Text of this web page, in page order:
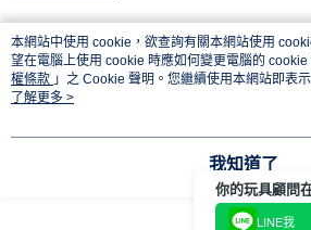
熱門標籤
本網站中使用 cookie，欲查詢有關本網站使用
望在電腦上使用 cookie 時應如何變更電腦的 cookie
權條款 」之 Cookie 聲明。您繼續使用本網站即表
用條款之 Cookie 聲明使用 cookie。
了解更多 >
我知道了
你的玩具顧問
LINE我